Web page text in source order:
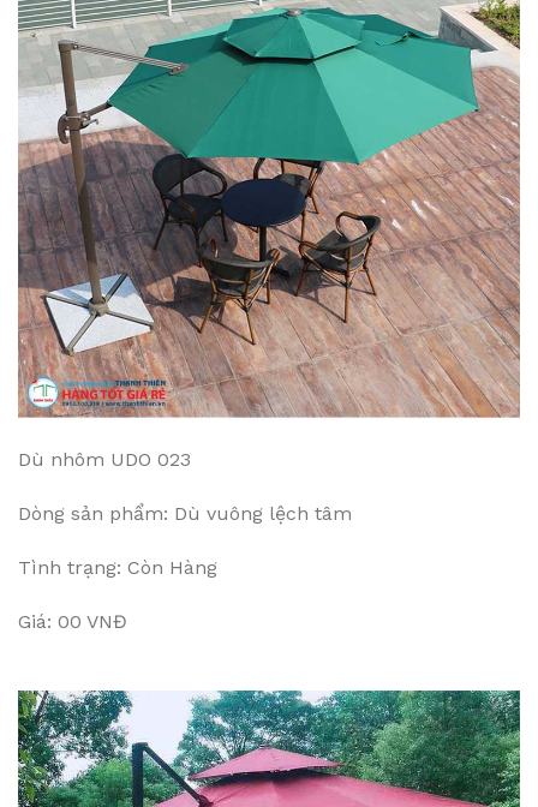
Dù nhôm UDO 023
Dòng sản phẩm: Dù vuông lệch tâm
Tình trạng: Còn Hàng
Giá: 00 VNĐ